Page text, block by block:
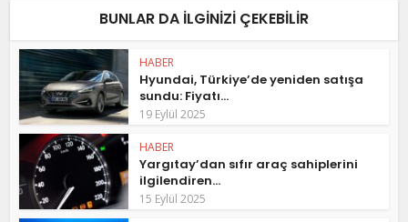
BUNLAR DA ILGINIZI ÇEKEBILIR
HABER
Hyundai, Türkiye’de yeniden satışa
sundu: Fiyatı...
19 Eylül 2025
HABER
Yargıtay’dan sıfır araç sahiplerini
ilgilendiren...
15 Eylül 2025